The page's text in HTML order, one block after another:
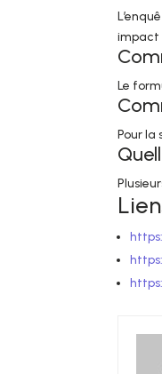
impact
Le
Pour la